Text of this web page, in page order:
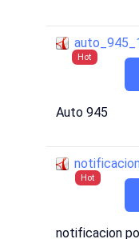
Hot
Auto 945
Hot
notificacion